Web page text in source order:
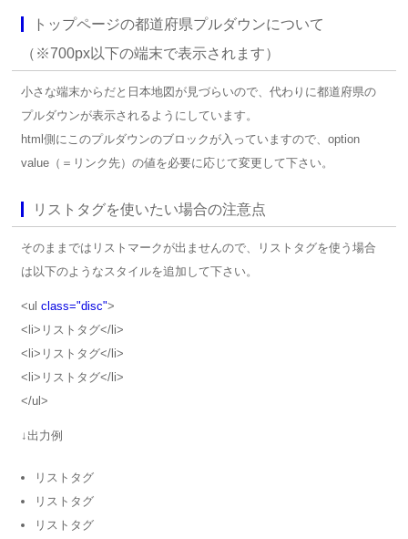
トップページの都道府県プルダウンについて
（※700px以下の端末で表示されます）
小さな端末からだと日本地図が見づらいので、代わりに都道府県の
プルダウンが表示されるようにしています。
html側にこのプルダウンのブロックが入っていますので、option
value（＝リンク先）の値を必要に応じて変更して下さい。
リストタグを使いたい場合の注意点
そのままではリストマークが出ませんので、リストタグを使う場合
は以下のようなスタイルを追加して下さい。
<ulclass="disc">
<li>リストタグ</li>
<li>リストタグ</li>
<li>リストタグ</li>
</ul>
↓出力例
リストタグ
リストタグ
リストタグ